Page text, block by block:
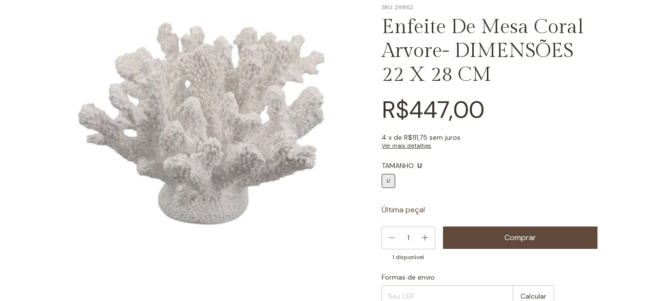
SKU:29862
Enfeite De Mesa Coral
Arvore- DIMENSÕES
22 X 28 CM
R$447,00
4 x de R$111,75 sem juros
Ver mais detalhes
TAMANHO: U
U
Última peça!
1 disponível
Entregas para o CEP:
Formas de envio
Calcular